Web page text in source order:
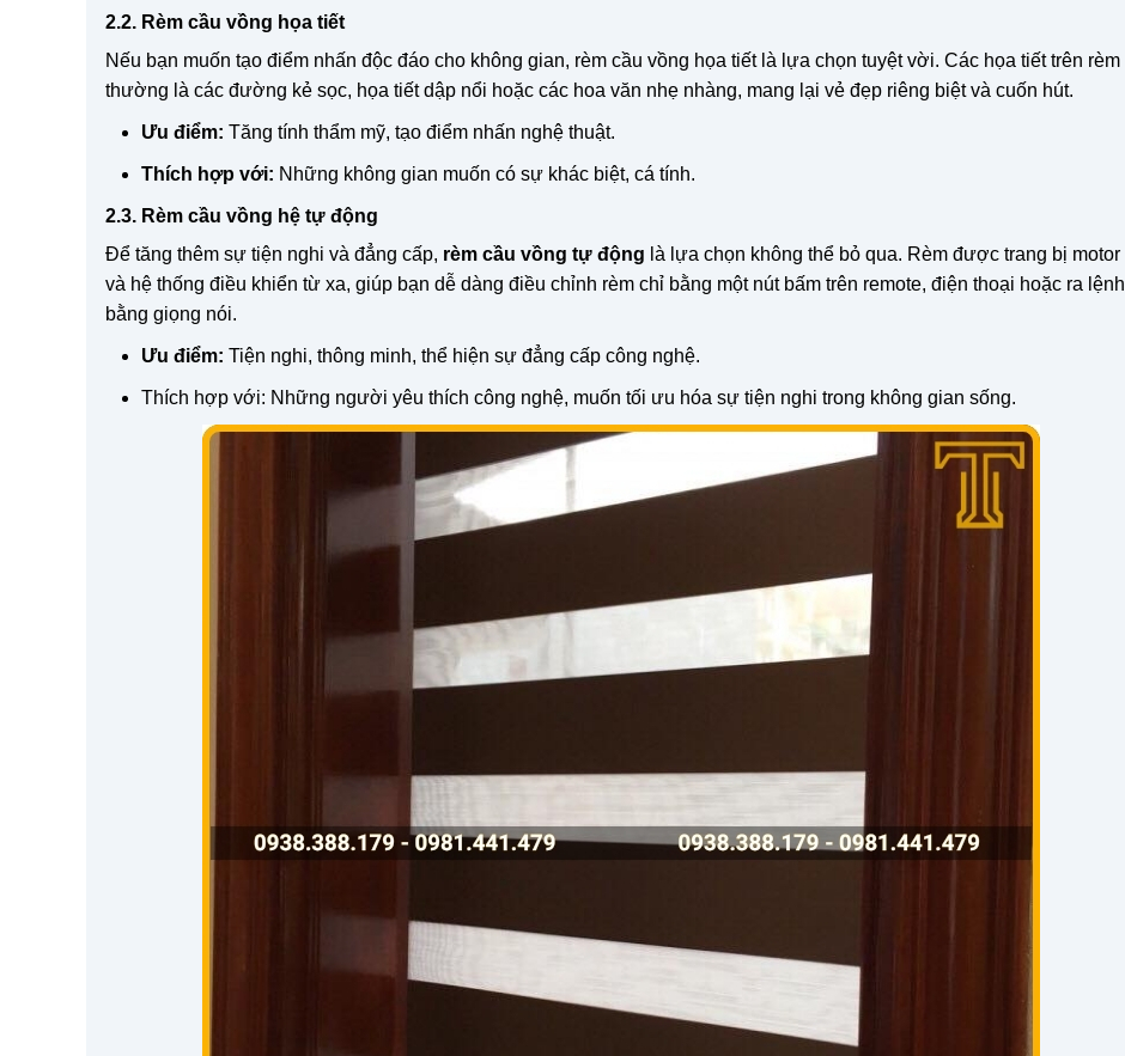
2.2. Rèm cầu vồng họa tiết
Nếu bạn muốn tạo điểm nhấn độc đáo cho không gian, rèm cầu vồng họa tiết là lựa chọn tuyệt vời. Các họa tiết trên rèm
thường là các đường kẻ sọc, họa tiết dập nổi hoặc các hoa văn nhẹ nhàng, mang lại vẻ đẹp riêng biệt và cuốn hút.
Ưu điểm: Tăng tính thẩm mỹ, tạo điểm nhấn nghệ thuật.
Thích hợp với: Những không gian muốn có sự khác biệt, cá tính.
2.3. Rèm cầu vồng hệ tự động
Để tăng thêm sự tiện nghi và đẳng cấp, rèm cầu vồng tự động là lựa chọn không thể bỏ qua. Rèm được trang bị motor
và hệ thống điều khiển từ xa, giúp bạn dễ dàng điều chỉnh rèm chỉ bằng một nút bấm trên remote, điện thoại hoặc ra lệnh
bằng giọng nói.
Ưu điểm: Tiện nghi, thông minh, thể hiện sự đẳng cấp công nghệ.
Thích hợp với: Những người yêu thích công nghệ, muốn tối ưu hóa sự tiện nghi trong không gian sống.